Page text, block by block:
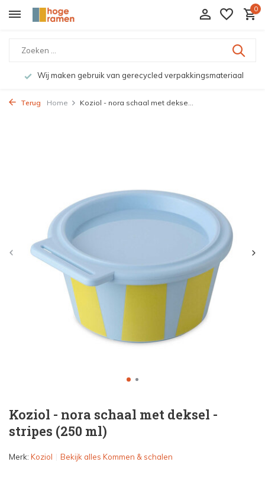
0
Wij maken gebruik van gerecycled verpakkingsmateriaal
Terug Home Koziol - nora schaal met dekse...
Koziol - nora schaal met deksel -
stripes (250 ml)
Merk: Koziol Bekijk alles Kommen & schalen